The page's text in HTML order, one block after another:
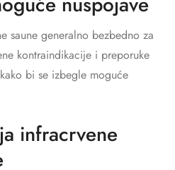
saune generalno bezbedno za
kontraindikacije i preporuke
bi se izbegle moguće
infracrvene